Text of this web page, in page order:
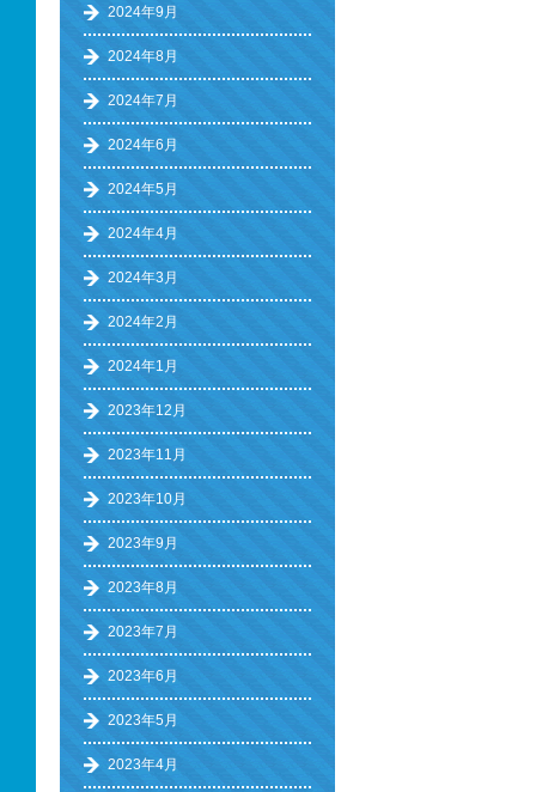
2024年9月
2024年8月
2024年7月
2024年6月
2024年5月
2024年4月
2024年3月
2024年2月
2024年1月
2023年12月
2023年11月
2023年10月
2023年9月
2023年8月
2023年7月
2023年6月
2023年5月
2023年4月